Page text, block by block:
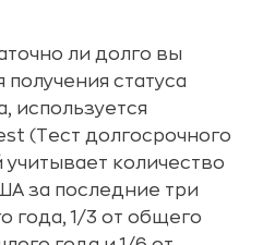
ли долго вы
статуса
используется
(Тест долгосрочного
количество
за последние три
года, 1/3 от общего